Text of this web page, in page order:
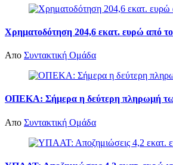
Χρηματοδότηση 204,6 εκατ. ευρώ από
Απο Συντακτική Ομάδα
ΟΠΕΚΑ: Σήμερα η δεύτερη πληρωμή των
Απο Συντακτική Ομάδα